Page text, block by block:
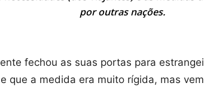
por outras nações.
fechou as suas portas para
que a medida era muito rígida, mas